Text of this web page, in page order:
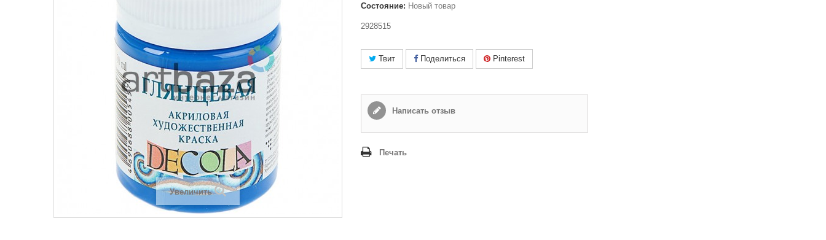
Увеличить
Состояние: Новый товар
2928515
Твит Поделиться Pinterest
Написать отзыв
Печать